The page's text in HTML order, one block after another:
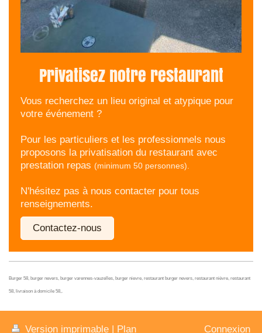
Privatisez notre restaurant
Vous recherchez un lieu original et atypique pour
votre événement ?
Pour les particuliers et les professionnels nous
proposons la privatisation du restaurant avec
prestation repas (minimum 50 personnes).
N'hésitez pas à nous contacter pour tous
renseignements.
Contactez-nous
Burger 58, burger nevers, burger varennes-vauzelles, burger nievre, restaurant burger nevers, restaurant nièvre, restaurant
58, livraison à domicile 58,.
Version imprimable | Plan Connexion